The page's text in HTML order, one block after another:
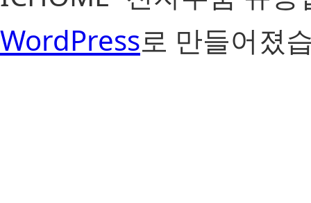
WordPress로 만들어졌